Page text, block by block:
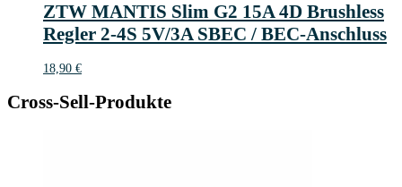
ZTW MANTIS Slim G2 15A 4D Brushless
Regler 2-4S 5V/3A SBEC / BEC-Anschluss
18,90 €
Cross-Sell-Produkte